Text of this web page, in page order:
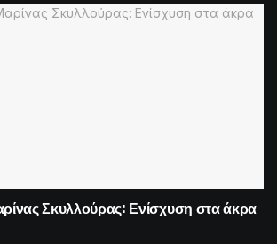
Σκυλλούρας: Ενίσχυση στα άκρα